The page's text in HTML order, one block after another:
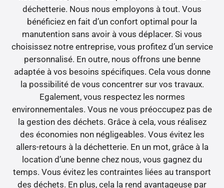
déchetterie. Nous nous employons à tout. Vous
bénéficiez en fait d’un confort optimal pour la
manutention sans avoir à vous déplacer. Si vous
choisissez notre entreprise, vous profitez d’un service
personnalisé. En outre, nous offrons une benne
adaptée à vos besoins spécifiques. Cela vous donne
la possibilité de vous concentrer sur vos travaux.
Egalement, vous respectez les normes
environnementales. Vous ne vous préoccupez pas de
la gestion des déchets. Grâce à cela, vous réalisez
des économies non négligeables. Vous évitez les
allers-retours à la déchetterie. En un mot, grâce à la
location d’une benne chez nous, vous gagnez du
temps. Vous évitez les contraintes liées au transport
des déchets. En plus, cela la rend avantageuse par